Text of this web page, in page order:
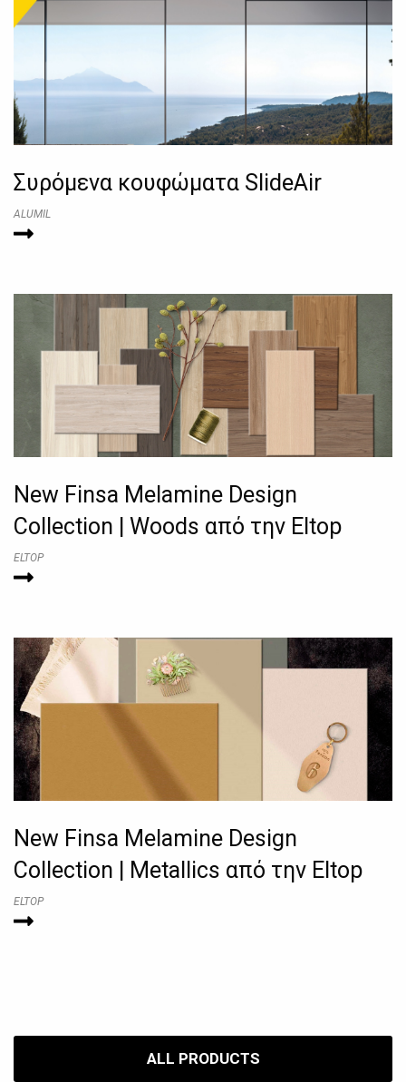
Συρόμενα κουφώματα SlideAir
ALUMIL
New Finsa Melamine Design
Collection | Woods από την Eltop
ELTOP
New Finsa Melamine Design
Collection | Metallics από την Eltop
ELTOP
ALL PRODUCTS